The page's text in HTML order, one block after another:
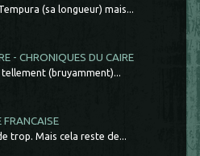
(sa longueur) mais...
- CHRONIQUES DU CAIRE
(bruyamment)...
FRANCAISE
trop. Mais cela reste de...